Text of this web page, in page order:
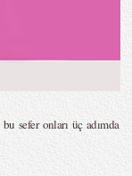
sefer onları üç adımda